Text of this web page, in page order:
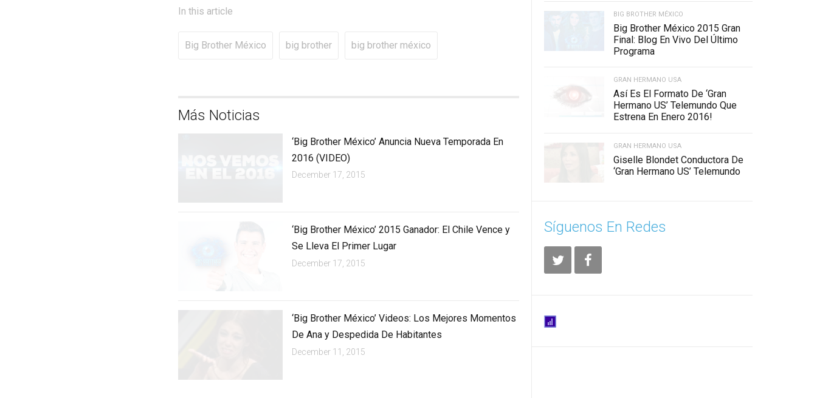
In this article
Big Brother México big brother big brother méxico
Más Noticias
‘Big Brother México’ Anuncia Nueva Temporada En
2016 (VIDEO)
December 17, 2015
‘Big Brother México’ 2015 Ganador: El Chile Vence y
Se Lleva El Primer Lugar
December 17, 2015
‘Big Brother México’ Videos: Los Mejores Momentos
De Ana y Despedida De Habitantes
December 11, 2015
BIG BROTHER MÉXICO
Big Brother México 2015 Gran
Final: Blog En Vivo Del Último
Programa
GRAN HERMANO USA
Así Es El Formato De ‘Gran
Hermano US’ Telemundo Que
Estrena En Enero 2016!
GRAN HERMANO USA
Giselle Blondet Conductora De
‘Gran Hermano US’ Telemundo
Síguenos En Redes